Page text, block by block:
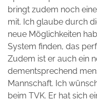
bringt zudem noch
mit. Ich glaube durch
neue Möglichkeiten
System finden, das
Zudem ist er auch ein
dementsprechend
Mannschaft. Ich
beim TVK. Er hat sich